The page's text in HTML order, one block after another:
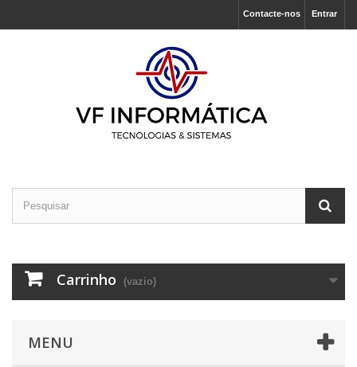
Entrar
Contacte-nos
Carrinho (vazio)
MENU